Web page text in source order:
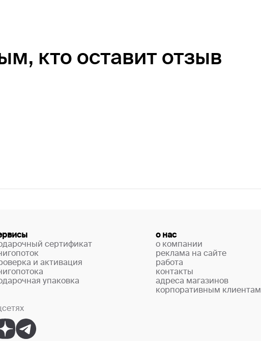
кто оставит отзыв
сертификат
и активация
упаковка
о нас
о компании
реклама на сайте
работа
контакты
адреса магазинов
корпоративным клиентам